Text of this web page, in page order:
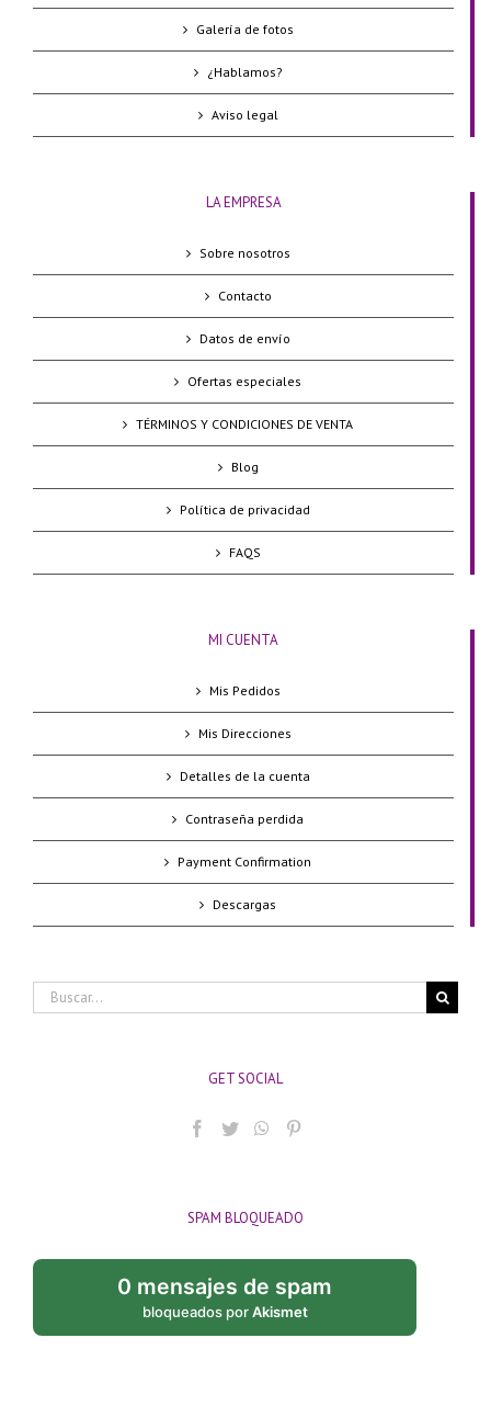
Galería de fotos
¿Hablamos?
Aviso legal
LA EMPRESA
Sobre nosotros
Contacto
Datos de envío
Ofertas especiales
TÉRMINOS Y CONDICIONES DE VENTA
Blog
Política de privacidad
FAQS
MI CUENTA
Mis Pedidos
Mis Direcciones
Detalles de la cuenta
Contraseña perdida
Payment Confirmation
Descargas
Buscar:
GET SOCIAL
SPAM BLOQUEADO
0 mensajes de spam
bloqueados porAkismet